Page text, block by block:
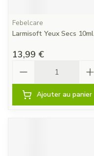
Febelcare
Larmisoft Yeux Secs 10ml
13,99 €
Ajouter au panier